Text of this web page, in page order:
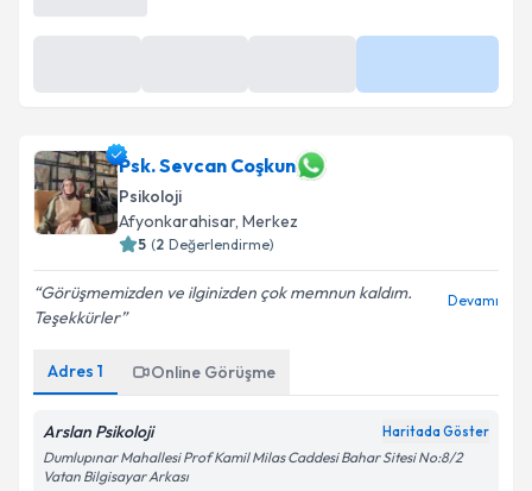
En Yakın Saatler
Psk. Sevcan Coşkun
Psikoloji
Afyonkarahisar, Merkez
( Değerlendirme)
Görüşmemizden ve ilginizden çok memnun kaldım.
Teşekkürler
Adres 1 Online Görüşme
Arslan Psikoloji
Dumlupınar Mahallesi Prof Kamil Milas Caddesi Bahar Sitesi No:8/2